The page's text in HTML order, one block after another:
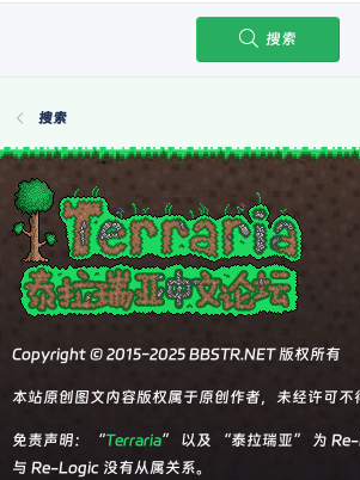
搜索
搜索
Copyright © 2015-2025 BBSTR.NET 版权所有
本站原创图文内容版权属于原创作者，未经许可不
免责声明：“Terraria” 以及 “泰拉瑞亚” 为 Re-
与 Re-Logic 没有从属关系。